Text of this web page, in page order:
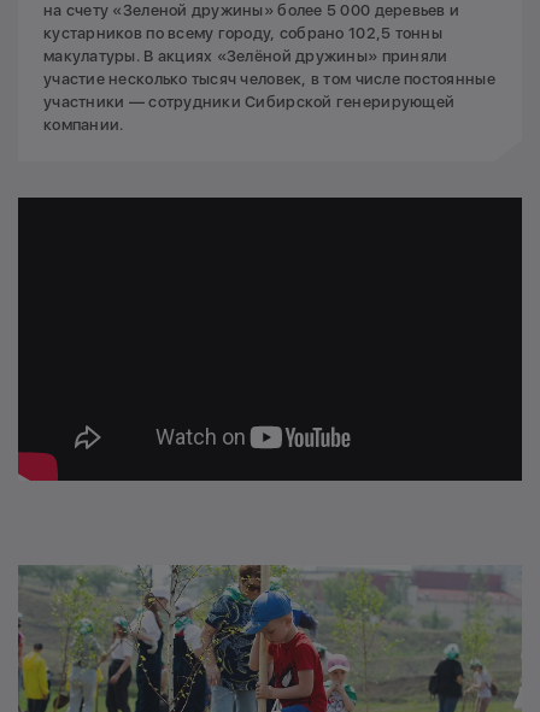
на счету «Зеленой дружины» более 5 000 деревьев и
кустарников по всему городу, собрано 102,5 тонны
макулатуры. В акциях «Зелёной дружины» приняли
участие несколько тысяч человек, в том числе постоянные
участники — сотрудники Сибирской генерирующей
компании.